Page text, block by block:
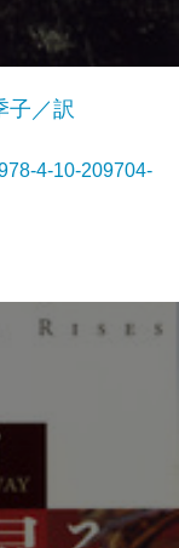
子／訳
4-10-209704-